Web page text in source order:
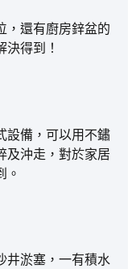
，還有廚房鋅盆的
得到！
設備，可以用不鏽
及沖走，對於家居
。
井淤塞，一有積水